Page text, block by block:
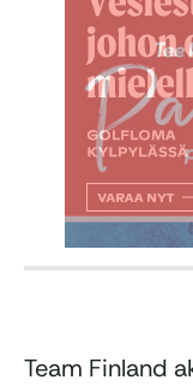
Team Finland